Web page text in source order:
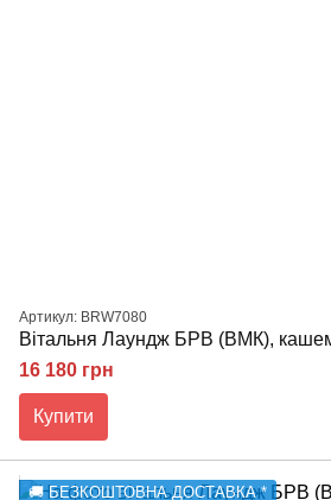
Артикул: BRW7080
Вітальня Лаундж БРВ (ВМК),
16 180 грн
Купити
🚚 БЕЗКОШТОВНА ДОСТАВКА *